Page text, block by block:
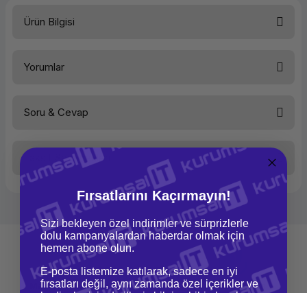
Ürün Bilgisi
Yorumlar
Yorum Yaz
Soru & Cevap
Ürün hakkında henüz soru sorulmamış.
Taksit Seçenekleri
Mağazadan Teslimat İade ve Değişim
Fırsatlarını Kaçırmayın!
Sizi bekleyen özel indirimler ve sürprizlerle
dolu kampanyalardan haberdar olmak için
hemen abone olun.
E-posta listemize katılarak, sadece en iyi
fırsatları değil, aynı zamanda özel içerikler ve